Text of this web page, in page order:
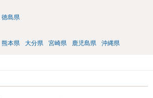
徳島県
熊本県 大分県 宮崎県 鹿児島県 沖縄県